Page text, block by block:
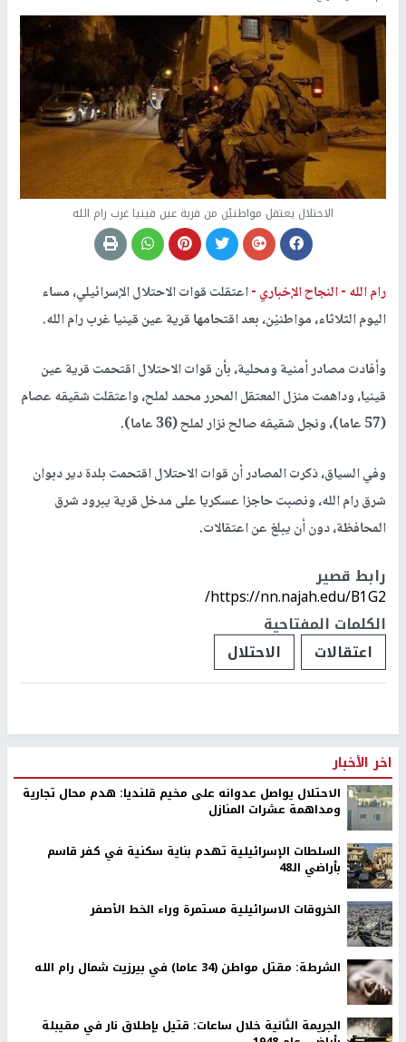
الاحتلال يعتقل مواطنيْن من قرية عين قينيا غرب رام الله
رام الله -النجاح الإخباري -اعتقلت قوات الاحتلال الإسرائيلي، مساء
اليوم الثلاثاء، مواطنيْن، بعد اقتحامها قرية عين قينيا غرب رام الله.
وأفادت مصادر أمنية ومحلية، بأن قوات الاحتلال اقتحمت قرية عين
قينيا، وداهمت منزل المعتقل المحرر محمد لملح، واعتقلت شقيقه عصام
(57 عاما)، ونجل شقيقه صالح نزار لملح (36 عاما).
وفي السياق، ذكرت المصادر أن قوات الاحتلال اقتحمت بلدة دير دبوان
شرق رام الله، ونصبت حاجزا عسكريا على مدخل قرية يبرود شرق
المحافظة، دون أن يبلغ عن اعتقالات.
رابط قصير
https://nn.najah.edu/B1G2/
الكلمات المفتاحية
اعتقالات
الاحتلال
إصابتان برصاص الاحتلال الحي في مخيم الفوار
تم النشر بتاريخ:2025-01-28 21:42
الاحتلال-ارشيفية
الخليل -
الحي خلال مواجهات مع قوات الاحتلال الإسرائيلي في مخيم الفوار.
وأفادت مصادر محلية، إن قوات الاحتلال اقتحمت مخيم الفوار، ودارت